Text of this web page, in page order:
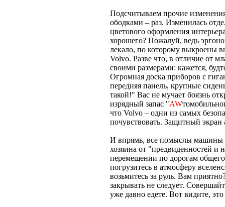
Подсчитываем прочие
ободками – раз. Изменилась
цветового оформления
хорошего? Пожалуй, ведь
лекало, по которому выкроены
Volvo. Разве что, в отличие от
своими размерами: кажется,
Огромная доска приборов с
передняя панель, крупные
такой!" Вас не мучает боязнь
изрядный запас "AW
что Volvo – одни из самых
почувствовать. Защитный экран
И впрямь, все помыслы машины
хозяина от "предвиденностей и
перемещении по дорогам общего
погрузитесь в атмосферу
возьмитесь за руль. Вам
закрывать не следует.
уже давно едете. Вот видите,